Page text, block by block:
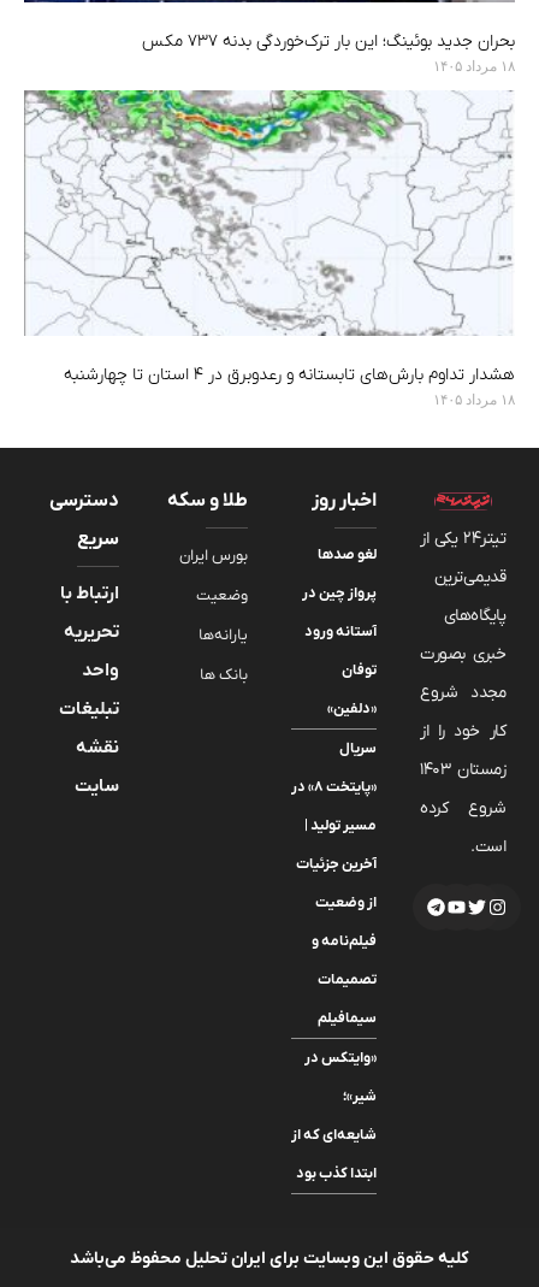
بحران جدید بوئینگ؛ این بار ترک‌خوردگی بدنه ۷۳۷ مکس
۱۸ مرداد ۱۴۰۵
هشدار تداوم بارش‌های تابستانه و رعدوبرق در ۴ استان تا چهارشنبه
۱۸ مرداد ۱۴۰۵
تیتر24 یکی از
قدیمی‌ترین
پایگاه‌های
خبری بصورت
مجدد شروع
کار خود را از
زمستان 1403
شروع کرده
است.
اخبار روز
لغو صدها
پرواز چین در
آستانه ورود
توفان
«دلفین»
سریال
«پایتخت ۸» در
مسیر تولید |
آخرین جزئیات
از وضعیت
فیلم‌نامه و
تصمیمات
سیمافیلم
«وایتکس در
شیر»؛
شایعه‌ای که از
ابتدا کذب بود
طلا و سکه
بورس ایران
وضعیت
یارانه‌ها
بانک ها
دسترسی
سریع
ارتباط با
تحریریه
واحد
تبلیغات
نقشه
سایت
کلیه حقوق این وبسایت برای ایران تحلیل محفوظ می‌باشد